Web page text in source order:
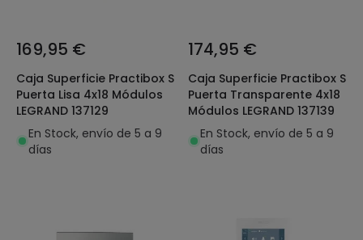
169,95 €
Caja Superficie Practibox S
Puerta Lisa 4x18 Módulos
LEGRAND 137129
En Stock, envío de 5 a 9
días
174,95 €
Caja Superficie Practibox S
Puerta Transparente 4x18
Módulos LEGRAND 137139
En Stock, envío de 5 a 9
días